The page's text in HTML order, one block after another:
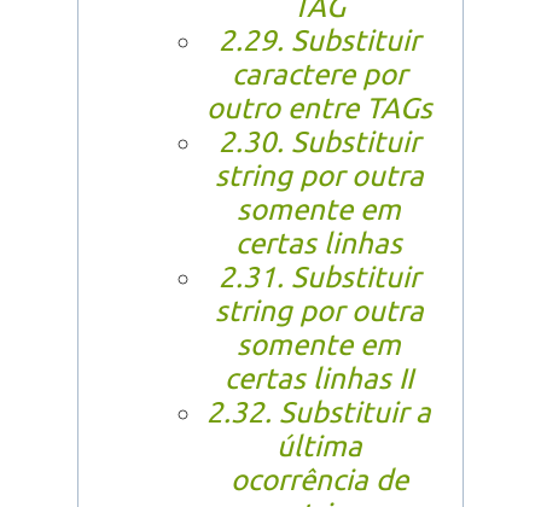
TAG
2.29. Substituir
caractere por
outro entre TAGs
2.30. Substituir
string por outra
somente em
certas linhas
2.31. Substituir
string por outra
somente em
certas linhas II
2.32. Substituir a
última
ocorrência de